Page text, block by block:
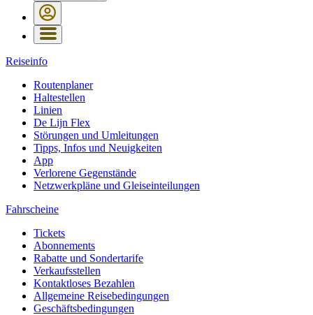
Reiseinfo
Routenplaner
Haltestellen
Linien
De Lijn Flex
Störungen und Umleitungen
Tipps, Infos und Neuigkeiten
App
Verlorene Gegenstände
Netzwerkpläne und Gleiseinteilungen
Fahrscheine
Tickets
Abonnements
Rabatte und Sondertarife
Verkaufsstellen
Kontaktloses Bezahlen
Allgemeine Reisebedingungen
Geschäftsbedingungen